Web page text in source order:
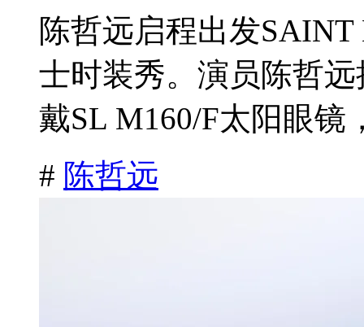
陈哲远启程出发
士时装秀。演员陈哲
戴SL M160/F太阳眼镜
# 陈哲远